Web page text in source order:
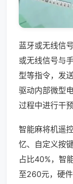
蓝牙或无线信
或无线信号与
型等指令，发
驱动内部微型
过程中进行干
智能麻将机遥
忆、自定义按
占比40%，智
至260元，硬